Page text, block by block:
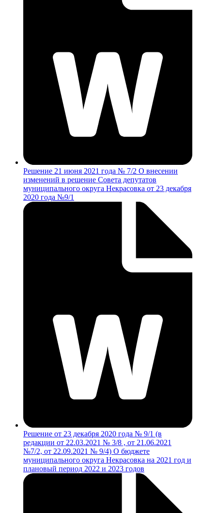
Решение 21 июня 2021 года № 7/2 О внесении
изменений в решение Совета депутатов
муниципального округа Некрасовка от 23 декабря
2020 года №9/1
Решение от 23 декабря 2020 года № 9/1 (в
редакции от 22.03.2021 № 3/8 , от 21.06.2021
№7/2, от 22.09.2021 № 9/4) О бюджете
муниципального округа Некрасовка на 2021 год и
плановый период 2022 и 2023 годов